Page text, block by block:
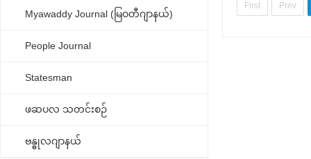
Myawaddy Journal (မြဝတီဂျာနယ်)
People Journal
Statesman
ဖဆပလ သတင်းစဉ်
ဗန္ဓုလဂျာနယ်
First Prev